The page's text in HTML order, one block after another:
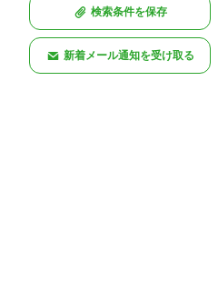
検索条件を保存
新着メール通知を受け取る